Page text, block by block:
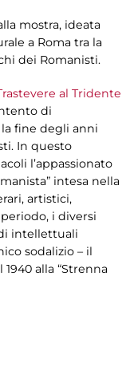
mostra, ideata
a Roma tra la
dei Romanisti.
al Tridente
di
fine degli anni
In questo
l’appassionato
intesa nella
artistici,
i diversi
intellettuali
sodalizio – il
alla “Strenna